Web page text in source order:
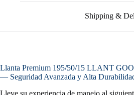
Shipping &
Llanta Premium 195/50/15 LLANT
— Seguridad Avanzada y Alta
Lleve su experiencia de manejo al